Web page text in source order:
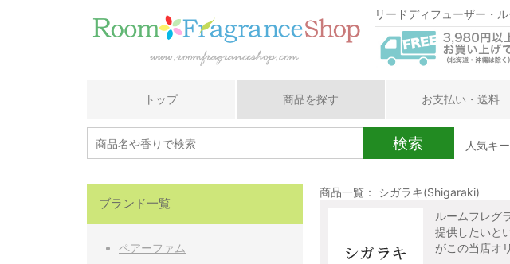
リードディフューザー・
トップ 商品を探す お支払い・送料
検索 人気キ
商品一覧： シガラキ(Shigaraki)
ルームフレグ
提供したいと
がこの当店オ
ブランド一覧
ペアーファム